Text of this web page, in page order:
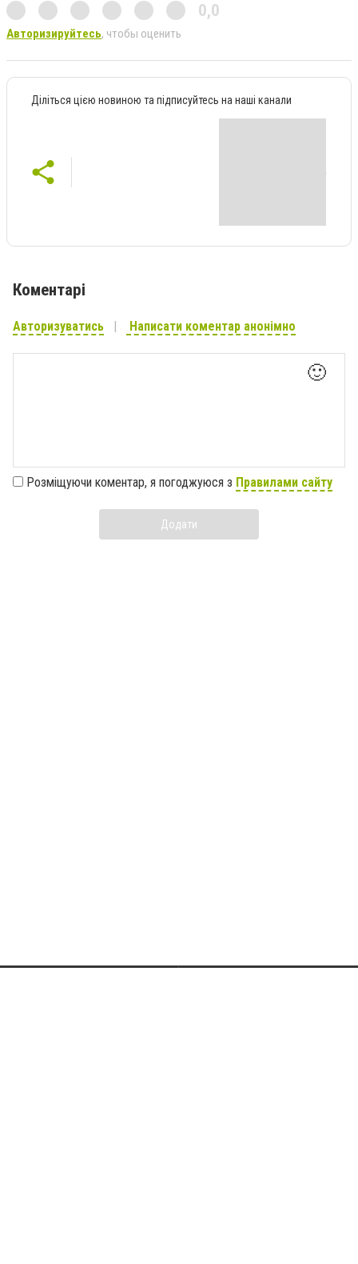
0,0
Авторизируйтесь, чтобы оценить
Діліться цією новиною та підписуйтесь на наші канали
Коментарі
Авторизуватись Написати коментар анонімно
🙂
Розміщуючи коментар, я погоджуюся з Правилами сайту
Додати